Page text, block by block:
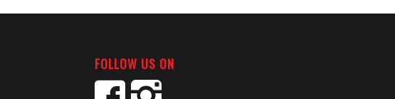
FOLLOW US ON